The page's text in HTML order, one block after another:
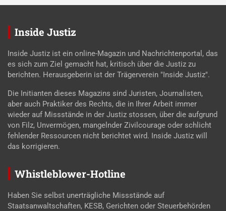
Inside Justiz
Inside Justiz ist ein online-Magazin und Nachrichtenportal, das
es sich zum Ziel gemacht hat, kritisch über die Justiz zu
berichten. Herausgeberin ist der Trägerverein "Inside Justiz".
Die Initianten dieses Magazins sind Juristen, Journalisten,
aber auch Praktiker des Rechts, die in Ihrer Arbeit immer
wieder auf Missstände in der Justiz stossen, über die aufgrund
von Filz, Unvermögen, mangelnder Zivilcourage oder schlicht
fehlender Ressourcen nicht berichtet wird. Inside Justiz will
das korrigieren.
Whistleblower-Hotline
Haben Sie selbst unerträgliche Missstände auf
Staatsanwaltschaften, KESB, Gerichten oder Steuerbehörden